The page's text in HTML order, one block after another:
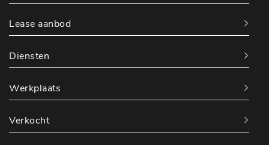
Lease aanbod
Diensten
Werkplaats
Verkocht